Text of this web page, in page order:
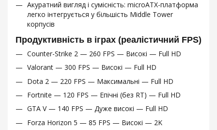
Акуратний вигляд і сумісність: microATX-платформа
легко інтегрується у більшість Middle Tower
корпусів
Продуктивність в іграх (реалістичний FPS)
Counter-Strike 2 — 260 FPS — Високі — Full HD
Valorant — 300 FPS — Високі — Full HD
Dota 2 — 220 FPS — Максимальні — Full HD
Fortnite — 120 FPS — Епічні (без RT) — Full HD
GTA V — 140 FPS — Дуже високі — Full HD
Forza Horizon 5 — 85 FPS — Високі — 2K